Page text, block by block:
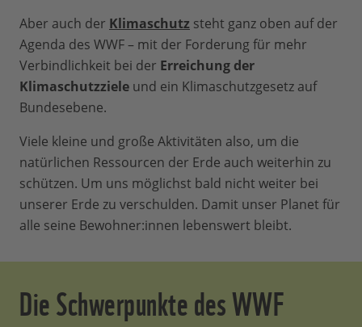
Aber auch der Klimaschutz steht ganz oben auf der
Agenda des WWF – mit der Forderung für mehr
Verbindlichkeit bei der Erreichung der
Klimaschutzziele und ein Klimaschutzgesetz auf
Bundesebene.
Viele kleine und große Aktivitäten also, um die
natürlichen Ressourcen der Erde auch weiterhin zu
schützen. Um uns möglichst bald nicht weiter bei
unserer Erde zu verschulden. Damit unser Planet für
alle seine Bewohner:innen lebenswert bleibt.
Die Schwerpunkte des WWF